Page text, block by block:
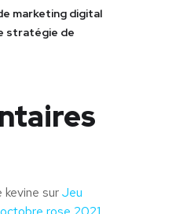
marketing digital
stratégie de
kevine surJeu